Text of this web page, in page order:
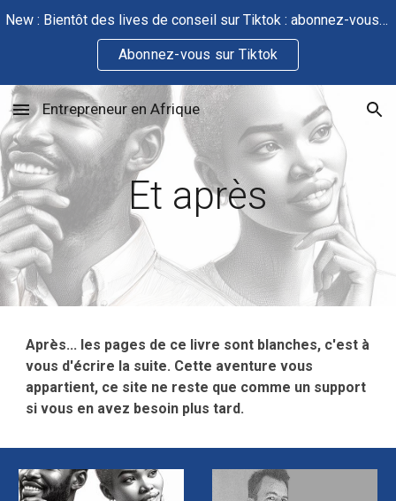
New : Bientôt des lives de conseil sur Tiktok : abonnez-vous pour que j'arrive à 1000 abonnés
Abonnez-vous sur Tiktok
Entrepreneur en Afrique
Et après
Après... les pages de ce livre sont blanches, c'est à
vous d'écrire la suite. Cette aventure vous
appartient, ce site ne reste que comme un support
si vous en avez besoin plus tard.